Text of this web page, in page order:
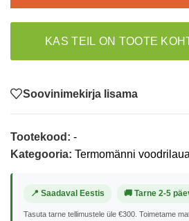
KAS TEIL ON TOOTE
Soovinimekirja lisama
Tootekood: -
Kategooria: Termomänni
📍 Saadaval Eestis 🚚 Tarne 2-5
Tasuta tarne tellimustele üle €300. Toimetame